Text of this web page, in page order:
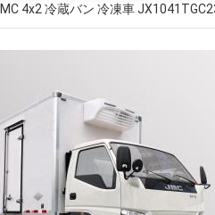
4x2 冷蔵バン 冷凍車